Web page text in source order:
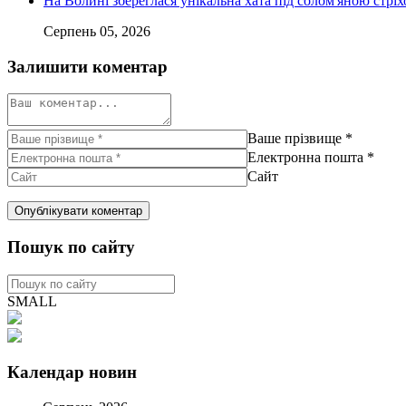
Серпень 05, 2026
Залишити коментар
Ваше прізвище *
Електронна пошта *
Сайт
Пошук по сайту
SMALL
Календар новин